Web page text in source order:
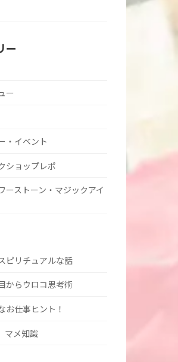
ー
ー
・イベント
ショップレポ
ーストーン・マジックアイ
ピリチュアルな話
からウロコ思考術
お仕事ヒント！
マメ知識